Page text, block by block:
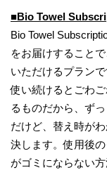
■Bio Towel
Bio Towel
をお届けすること
いただけるプランで
使い続けるとごわ
るものだから、ず
だけど、替え時が
決します。使用後
がゴミにならない